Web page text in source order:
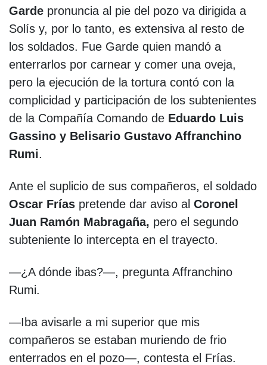
Garde pronuncia al pie del pozo va dirigida a
Solís y, por lo tanto, es extensiva al resto de
los soldados. Fue Garde quien mandó a
enterrarlos por carnear y comer una oveja,
pero la ejecución de la tortura contó con la
complicidad y participación de los subtenientes
de la Compañía Comando de Eduardo Luis
Gassino y Belisario Gustavo Affranchino
Rumi.
Ante el suplicio de sus compañeros, el soldado
Oscar Frías pretende dar aviso al Coronel
Juan Ramón Mabragaña, pero el segundo
subteniente lo intercepta en el trayecto.
—¿A dónde ibas?—, pregunta Affranchino
Rumi.
—Iba avisarle a mi superior que mis
compañeros se estaban muriendo de frio
enterrados en el pozo—, contesta el Frías.